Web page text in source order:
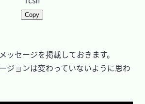
Copy
セージを掲載しておきます。
ジョンは変わっていないように思わ